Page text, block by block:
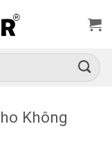
Không